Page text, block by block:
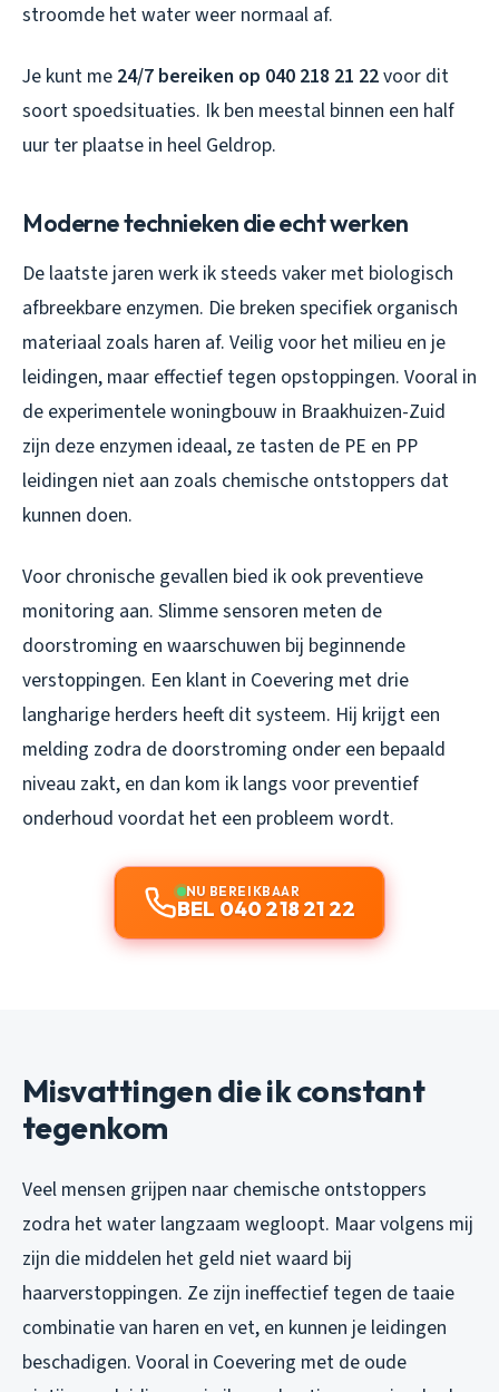
stroomde het water weer normaal af.
Je kunt me 24/7 bereiken op 040 218 21 22voor dit
soort spoedsituaties. Ik ben meestal binnen een half
uur ter plaatse in heel Geldrop.
Moderne technieken die echt werken
De laatste jaren werk ik steeds vaker met biologisch
afbreekbare enzymen. Die breken specifiek organisch
materiaal zoals haren af. Veilig voor het milieu en je
leidingen, maar effectief tegen opstoppingen. Vooral in
de experimentele woningbouw in Braakhuizen-Zuid
zijn deze enzymen ideaal, ze tasten de PE en PP
leidingen niet aan zoals chemische ontstoppers dat
kunnen doen.
Voor chronische gevallen bied ik ook preventieve
monitoring aan. Slimme sensoren meten de
doorstroming en waarschuwen bij beginnende
verstoppingen. Een klant in Coevering met drie
langharige herders heeft dit systeem. Hij krijgt een
melding zodra de doorstroming onder een bepaald
niveau zakt, en dan kom ik langs voor preventief
onderhoud voordat het een probleem wordt.
NU BEREIKBAAR
BEL 040 218 21 22
Misvattingen die ik constant
tegenkom
Veel mensen grijpen naar chemische ontstoppers
zodra het water langzaam wegloopt. Maar volgens mij
zijn die middelen het geld niet waard bij
haarverstoppingen. Ze zijn ineffectief tegen de taaie
combinatie van haren en vet, en kunnen je leidingen
beschadigen. Vooral in Coevering met de oude